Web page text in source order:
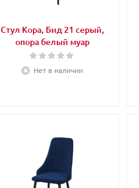
Стул Кора, Бид 21 серый,
опора белый муар
Нет в наличии